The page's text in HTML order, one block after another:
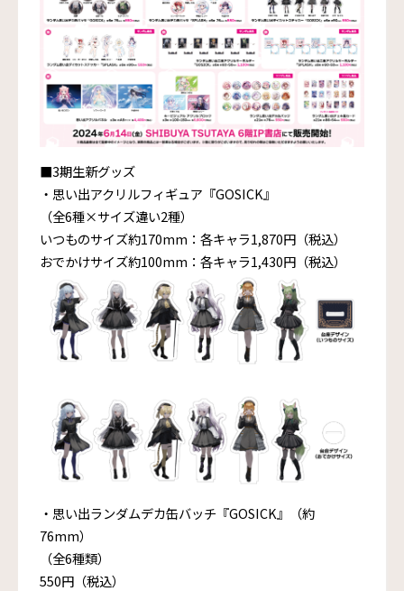
■3期生新グッズ
・思い出アクリルフィギュア『GOSICK』
（全6種×サイズ違い2種）
いつものサイズ約170mm：各キャラ1,870円（税込）
おでかけサイズ約100mm：各キャラ1,430円（税込）
・思い出ランダムデカ缶バッチ『GOSICK』（約
76mm）
（全6種類）
550円（税込）